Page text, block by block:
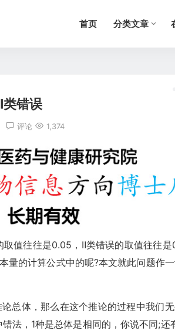
首页 分类文章
类错误
评论 1,374
取值往往是0.05，Ⅱ类错误的取值往往是
量的计算公式中的呢?本文就此问题作
总体，那么在这个推论的过程中我们
法，1种是总体是相同的，你说不同;还